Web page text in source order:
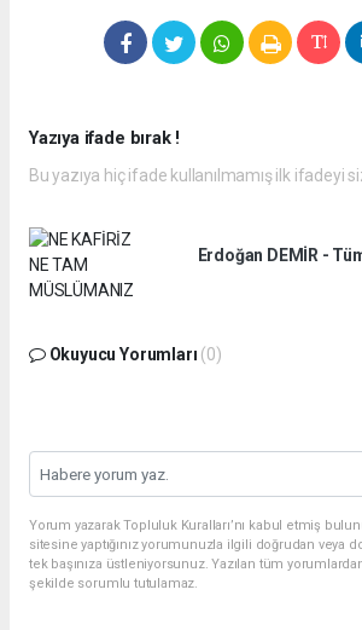
Yazıya ifade bırak !
Bu yazıya hiç ifade kullanılmamış ilk ifadeyi
Erdoğan DEMİR -
Okuyucu Yorumları (0)
Yorum yazarak Topluluk Kuralları’nı kabul etmiş
sitesine yaptığınız yorumunuzla ilgili doğrudan veya
tek başınıza üstleniyorsunuz. Yazılan tüm
şekilde sorumlu tutulamaz.